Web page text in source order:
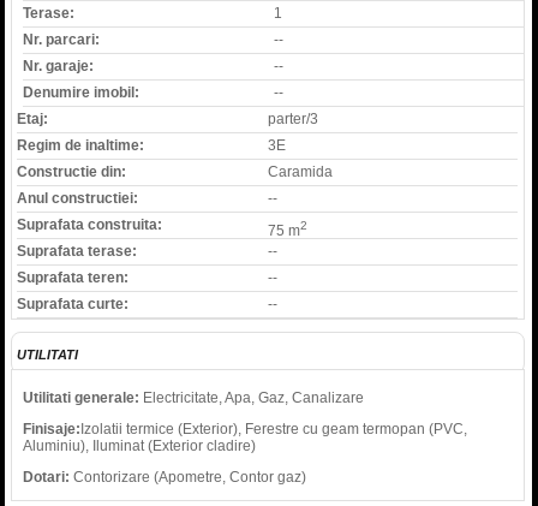
Terase:
1
Nr. parcari:
--
Nr. garaje:
--
Denumire imobil:
--
Etaj:
parter/3
Regim de inaltime:
3E
Constructie din:
Caramida
Anul constructiei:
--
Suprafata construita:
75 m2
Suprafata terase:
--
Suprafata teren:
--
Suprafata curte:
--
UTILITATI
Utilitati generale: Electricitate, Apa, Gaz, Canalizare
Finisaje: Izolatii termice (Exterior), Ferestre cu geam termopan (PVC,
Aluminiu), Iluminat (Exterior cladire)
Dotari: Contorizare (Apometre, Contor gaz)